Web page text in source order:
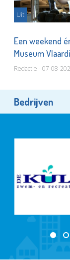
Uit
Een weekend
Museum
Redactie - 07-08-
Bedrijven